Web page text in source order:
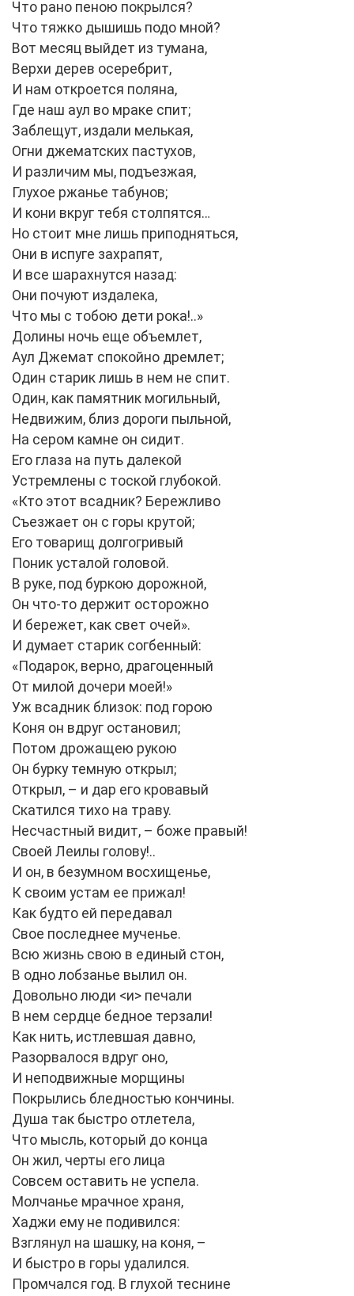
Что рано пеною покрылся?
Что тяжко дышишь подо мной?
Вот месяц выйдет из тумана,
Верхи дерев осеребрит,
И нам откроется поляна,
Где наш аул во мраке спит;
Заблещут, издали мелькая,
Огни джематских пастухов,
И различим мы, подъезжая,
Глухое ржанье табунов;
И кони вкруг тебя столпятся…
Но стоит мне лишь приподняться,
Они в испуге захрапят,
И все шарахнутся назад:
Они почуют издалека,
Что мы с тобою дети рока!..»
Долины ночь еще объемлет,
Аул Джемат спокойно дремлет;
Один старик лишь в нем не спит.
Один, как памятник могильный,
Недвижим, близ дороги пыльной,
На сером камне он сидит.
Его глаза на путь далекой
Устремлены с тоской глубокой.
«Кто этот всадник? Бережливо
Съезжает он с горы крутой;
Его товарищ долгогривый
Поник усталой головой.
В руке, под буркою дорожной,
Он что-то держит осторожно
И бережет, как свет очей».
И думает старик согбенный:
«Подарок, верно, драгоценный
От милой дочери моей!»
Уж всадник близок: под горою
Коня он вдруг остановил;
Потом дрожащею рукою
Он бурку темную открыл;
Открыл, – и дар его кровавый
Скатился тихо на траву.
Несчастный видит, – боже правый!
Своей Леилы голову!..
И он, в безумном восхищенье,
К своим устам ее прижал!
Как будто ей передавал
Свое последнее мученье.
Всю жизнь свою в единый стон,
В одно лобзанье вылил он.
Довольно люди <и> печали
В нем сердце бедное терзали!
Как нить, истлевшая давно,
Разорвалося вдруг оно,
И неподвижные морщины
Покрылись бледностью кончины.
Душа так быстро отлетела,
Что мысль, который до конца
Он жил, черты его лица
Совсем оставить не успела.
Молчанье мрачное храня,
Хаджи ему не подивился:
Взглянул на шашку, на коня, –
И быстро в горы удалился.
Промчался год. В глухой теснине